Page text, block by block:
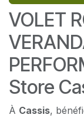
VOLET
Store
À Cassis,